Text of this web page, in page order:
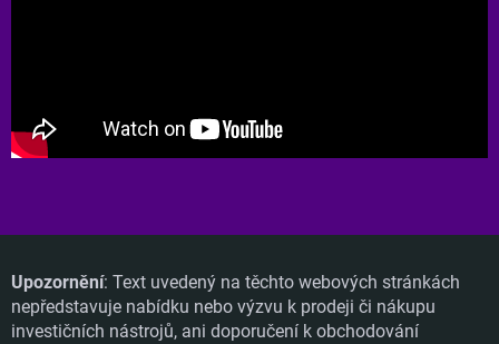
Upozornění: Text uvedený na těchto webových stránkách
nepředstavuje nabídku nebo výzvu k prodeji či nákupu
investičních nástrojů, ani doporučení k obchodování